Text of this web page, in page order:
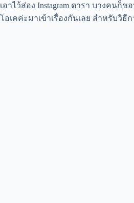
เอาไว้ส่อง Instagram ดารา บางคน
โอเคค่ะมาเข้าเรื่องกันเลย สำหรับวิ